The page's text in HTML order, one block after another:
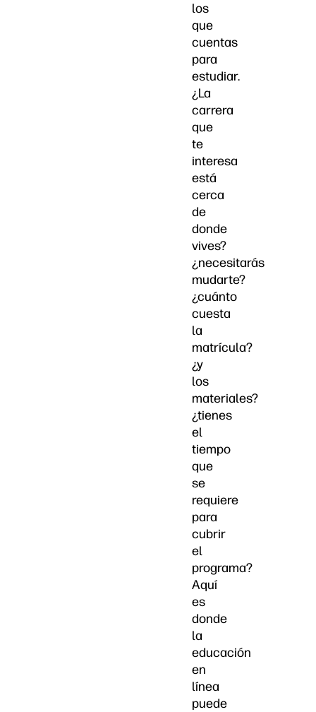
los
que
cuentas
para
estudiar.
¿La
carrera
que
te
interesa
está
cerca
de
donde
vives?
¿necesitarás
mudarte?
¿cuánto
cuesta
la
matrícula?
¿y
los
materiales?
¿tienes
el
tiempo
que
se
requiere
para
cubrir
el
programa?
Aquí
es
donde
la
educación
en
línea
puede